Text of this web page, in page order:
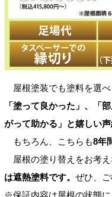
屋根塗装でも塗料を選べ
「塗って良かった」、「
がって助かる」と嬉しい
もちろん、こちらも8年
屋根の塗り替えをお考え
は遮熱塗料です。 ぜひ、ご
※保証内容は屋根の状態